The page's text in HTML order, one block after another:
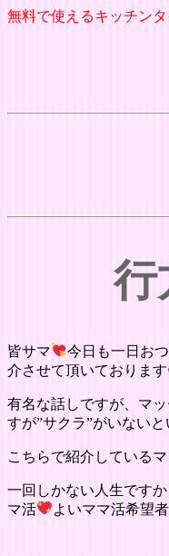
無料で使えるキッチン
行
皆サマ 今日も一日お
介させて頂いております
有名な話しですが、マ
すが”サクラ”がいない
こちらで紹介している
一回しかない人生です
マ活
よいママ活希望